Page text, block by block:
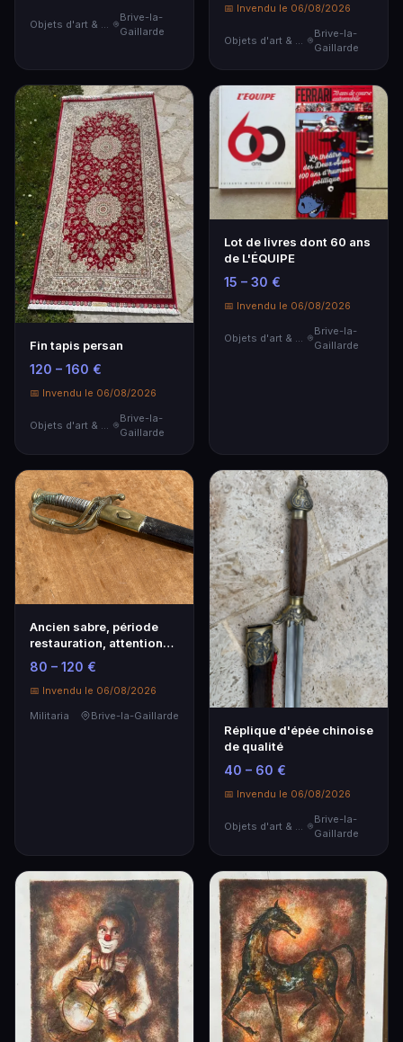
Objets d'art & Curiosités
Brive-la-
Gaillarde
📅 Invendu le 06/08/2026
Objets d'art & Curiosités
Brive-la-
Gaillarde
Fin tapis persan
120 – 160 €
📅 Invendu le 06/08/2026
Objets d'art & Curiosités
Brive-la-
Gaillarde
Lot de livres dont 60 ans
de L'ÉQUIPE
15 – 30 €
📅 Invendu le 06/08/2026
Brive-la-
Gaillarde
Ancien sabre, période
restauration, attention
fourreau collé !
80 – 120 €
📅 Invendu le 06/08/2026
Militaria
Brive-la-Gaillarde
Réplique d'épée chinoise
de qualité
40 – 60 €
📅 Invendu le 06/08/2026
Objets d'art & Curiosités
Brive-la-
Gaillarde